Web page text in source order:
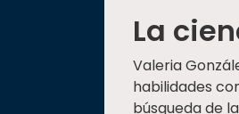
La
Valeria
habilidades
búsqueda de